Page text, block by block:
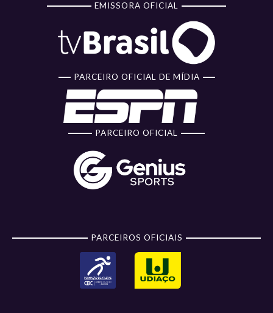
EMISSORA OFICIAL
PARCEIRO OFICIAL DE MÍDIA
PARCEIRO OFICIAL
PARCEIROS OFICIAIS